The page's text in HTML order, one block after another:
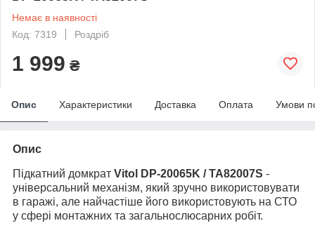
Немає в наявності
Код: 7319
Роздріб
1 999 ₴
Опис Характеристики Доставка Оплата Умови
Опис
Підкатний домкрат Vitol DP-20065K / TA82007S -
універсальний механізм, який зручно використовувати
в гаражі, але найчастіше його використовують на СТО
у сфері монтажних та загальнослюсарних робіт.